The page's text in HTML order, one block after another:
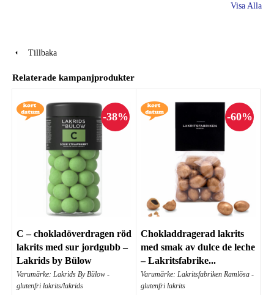
Visa Alla
Tillbaka
Relaterade kampanjprodukter
C – chokladöverdragen röd
lakrits med sur jordgubb –
Lakrids by Bülow
Varumärke: Lakrids By Bülow -
glutenfri lakrits/lakrids
Chokladdragerad lakrits
med smak av dulce de leche
– Lakritsfabrike...
Varumärke: Lakritsfabriken Ramlösa -
glutenfri lakrits